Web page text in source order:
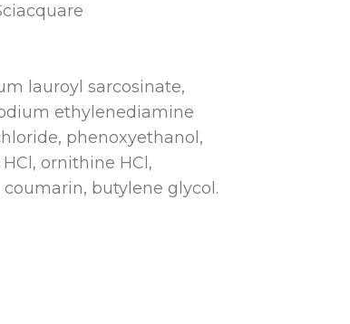
lauroyl sarcosinate,
ethylenediamine
phenoxyethanol,
ornithine HCl,
butylene glycol.